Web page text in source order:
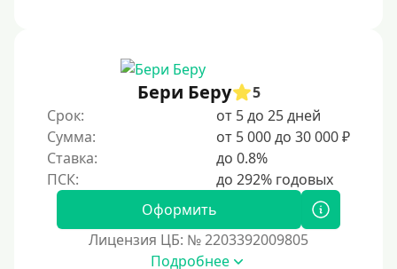
С 19 лет
С 20 лет
С 21 года
Бери Беру
5
Срок:
от 5 до 25 дней
Сумма:
от 5 000 до 30 000 ₽
Ставка:
до 0.8%
Оформить
Лицензия ЦБ: № 2203392009805
Подробнее